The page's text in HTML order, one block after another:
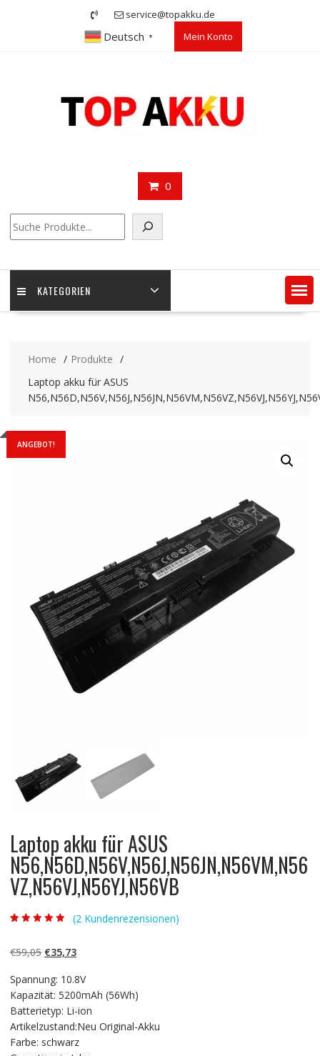
service@topakku.de
Deutsch ▼ Mein Konto
0
KATEGORIEN
Home
Produkte
Laptop akku für ASUS
ANGEBOT!
Laptop akku für ASUS
N56,N56D,N56V,N56J,N56JN,N56VM,N56
VZ,N56VJ,N56YJ,N56VB
basierend auf
Kundenbewert
(2 Kundenrezensionen)
€59,05 Ursprünglicher
war:
€59,05
€35,73Aktueller
ist:
€35,73.
Spannung: 10.8V
Kapazität: 5200mAh (56Wh)
Batterietyp: Li-ion
Artikelzustand:Neu Original-Akku
Farbe: schwarz